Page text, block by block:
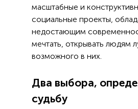
масштабные и
социальные проекты,
недостающим
мечтать, открывать людям
возможного в них.
Два выбора,
судьбу